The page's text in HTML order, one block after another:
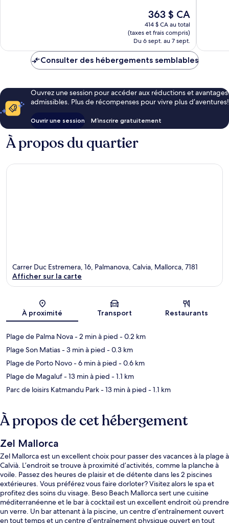
Le
prix
est
de
363 $ CA
363 $ CA
414 $ CA au total
(taxes et frais compris)
Du 6 sept. au 7 sept.
Consulter des hébergements semblables
Ouvrez une session pour accéder aux réductions et avantages
admissibles. Plus de récompenses pour vivre plus d’aventures!
Ouvrir une session M’inscrire gratuitement
À propos du quartier
Carte
Carrer Duc Estremera, 16, Palmanova, Calvia, Mallorca, 7181
Afficher sur la carte
À proximité Transport Restaurants
Plage de Palma Nova- 2 min à pied - 0.2 km
Plage Son Matias- 3 min à pied - 0.3 km
Plage de Porto Novo- 6 min à pied - 0.6 km
Plage de Magaluf- 13 min à pied - 1.1 km
Parc de loisirs Katmandu Park- 13 min à pied - 1.1 km
À propos de cet hébergement
Zel Mallorca
Zel Mallorca est un excellent choix pour passer des vacances à la plage à
Calvià. L’endroit se trouve à proximité d’activités, comme la planche à
voile. Passez des heures de plaisir et de détente dans les 2 piscines
extérieures. Vous préférez vous faire dorloter? Visitez alors le spa et
profitez des soins du visage. Beso Beach Mallorca sert une cuisine
méditerranéenne et le bar à cocktail est un excellent endroit où prendre
un verre. Un bar attenant à la piscine, un centre d’entraînement ouvert
en tout temps et un centre d’entraînement physique ouvert en tout